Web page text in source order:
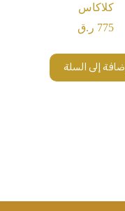
كلاكاس
775 ر.ق
إضافة إلى السلة